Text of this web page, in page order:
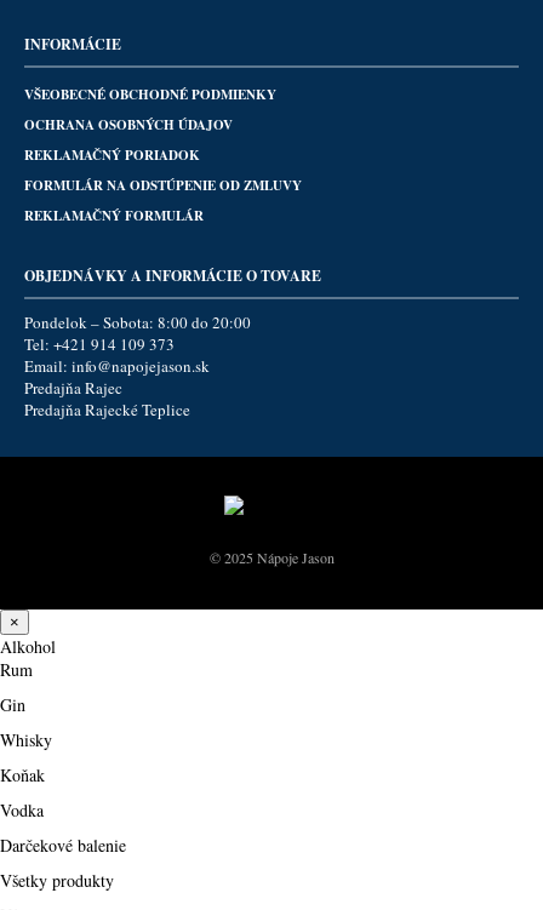
INFORMÁCIE
VŠEOBECNÉ OBCHODNÉ PODMIENKY
OCHRANA OSOBNÝCH ÚDAJOV
REKLAMAČNÝ PORIADOK
FORMULÁR NA ODSTÚPENIE OD ZMLUVY
REKLAMAČNÝ FORMULÁR
OBJEDNÁVKY A INFORMÁCIE O TOVARE
Pondelok – Sobota: 8:00 do 20:00
Tel: +421 914 109 373
Email: info@napojejason.sk
Predajňa Rajec
Predajňa Rajecké Teplice
© 2025 Nápoje Jason
×
Alkohol
Rum
Gin
Whisky
Koňak
Vodka
Darčekové balenie
Všetky produkty